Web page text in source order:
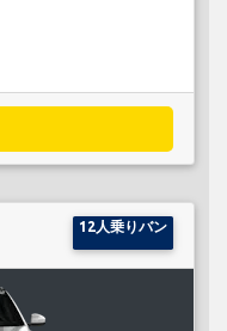
12人乗りバン